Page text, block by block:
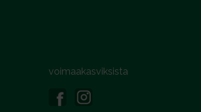
voimaakasviksista